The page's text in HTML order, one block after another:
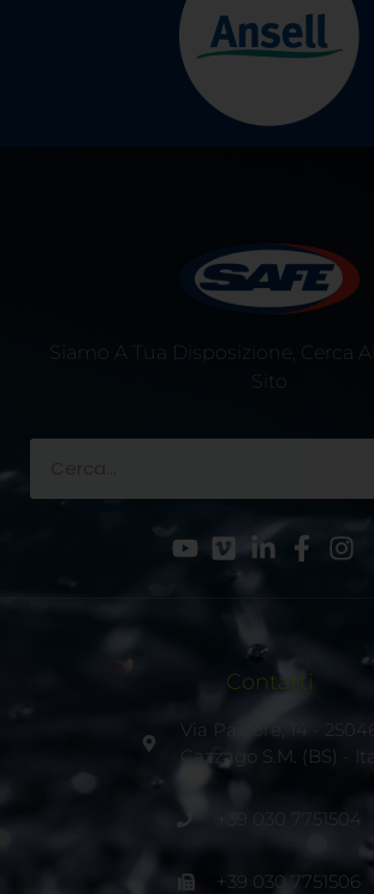
Siamo A Tua Disposizione, Cerca
Sito
Contatti
Via Pastore, 14 - 25046
Cazzago S.M. (BS) -
+39 030 7751504
+39 030 7751506